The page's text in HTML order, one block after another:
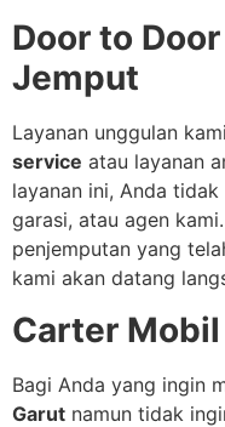
Door to
Jemput
Layanan unggulan
service atau layanan
layanan ini, Anda
garasi, atau agen
penjemputan yang
kami akan datang
Carter Mobil
Bagi Anda yang ingin
Garut namun tidak